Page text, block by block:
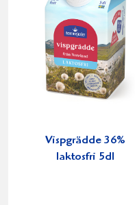
Vispgrädde 36%
laktosfri 5dl